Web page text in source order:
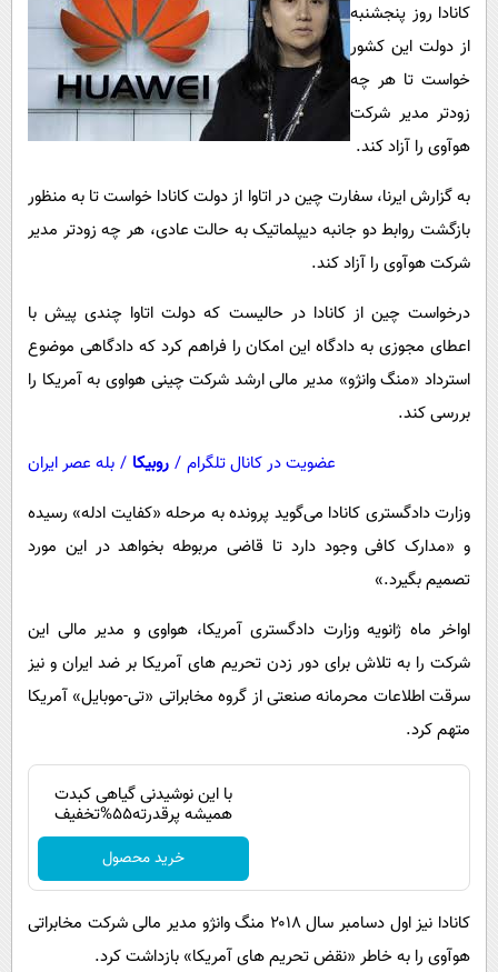
سرگرمی
فناوری
گوناگون
اجتماعی
حیات وحش
پیامک
روانشناسی
آشپزی
کانادا روز پنجشنبه
از دولت این کشور
خواست تا هر چه
زودتر مدیر شرکت
هوآوی را آزاد کند.
به گزارش ایرنا، سفارت چین در اتاوا از دولت کانادا خواست تا به منظور
بازگشت روابط دو جانبه دیپلماتیک به حالت عادی، هر چه زودتر مدیر
شرکت هوآوی را آزاد کند.
درخواست چین از کانادا در حالیست که دولت اتاوا چندی پیش با
اعطای مجوزی به دادگاه این امکان را فراهم کرد که دادگاهی موضوع
استرداد «منگ وانژو» مدیر مالی ارشد شرکت چینی هواوی به آمریکا را
بررسی کند.
عضویت در کانال تلگرام / روبیکا / بله عصر ایران
وزارت دادگستری کانادا می‌گوید پرونده به مرحله «کفایت ادله» رسیده
و «مدارک کافی وجود دارد تا قاضی مربوطه بخواهد در این مورد
تصمیم بگیرد.»
اواخر ماه ژانویه وزارت دادگستری آمریکا، هواوی و مدیر مالی این
شرکت را به تلاش برای دور زدن تحریم های آمریکا بر ضد ایران و نیز
سرقت اطلاعات محرمانه صنعتی از گروه مخابراتی «تی-موبایل» آمریکا
متهم کرد.
با این نوشیدنی گیاهی کبدت
همیشه پرقدرته55%تخفیف
خرید محصول
کانادا نیز اول دسامبر سال ۲۰۱۸ منگ وانژو مدیر مالی شرکت مخابراتی
هوآوی را به خاطر «نقض تحریم های آمریکا» بازداشت کرد.